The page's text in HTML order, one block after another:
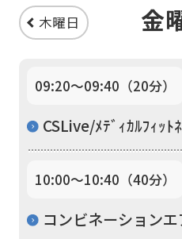
木曜日 金
09:20〜09:40（20分）
CSLive/ﾒﾃﾞｨｶﾙﾌｨｯ
10:00〜10:40（40分）
コンビネーションエ